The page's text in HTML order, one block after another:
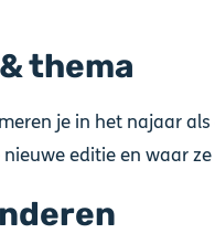
thema
je in het najaar
editie en waar